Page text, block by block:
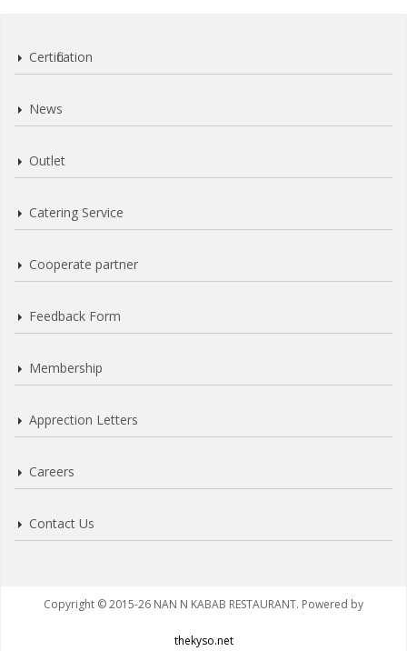
Certification
News
Outlet
Catering Service
Cooperate partner
Feedback Form
Membership
Apprection Letters
Careers
Contact Us
Copyright © 2015-26 NAN N KABAB RESTAURANT. Powered by
thekyso.net